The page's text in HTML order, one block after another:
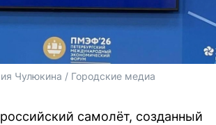
Чулюкина / Городские медиа
самолёт, созданный